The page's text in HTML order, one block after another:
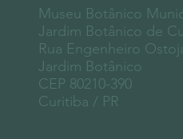
Museu Botânico
Jardim Botânico de
Rua Engenheiro
Jardim Botânico
CEP 80210-390
Curitiba / PR